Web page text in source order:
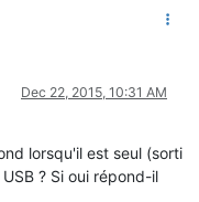
Dec 22, 2015, 10:31 AM
lorsqu'il est seul (sorti
? Si oui répond-il